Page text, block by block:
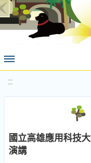
:::
國立高雄應用科技
演講